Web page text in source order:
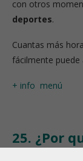
con otros
deportes.
Cuantas más
fácilmente puede
+ info menú
25. ¿Por